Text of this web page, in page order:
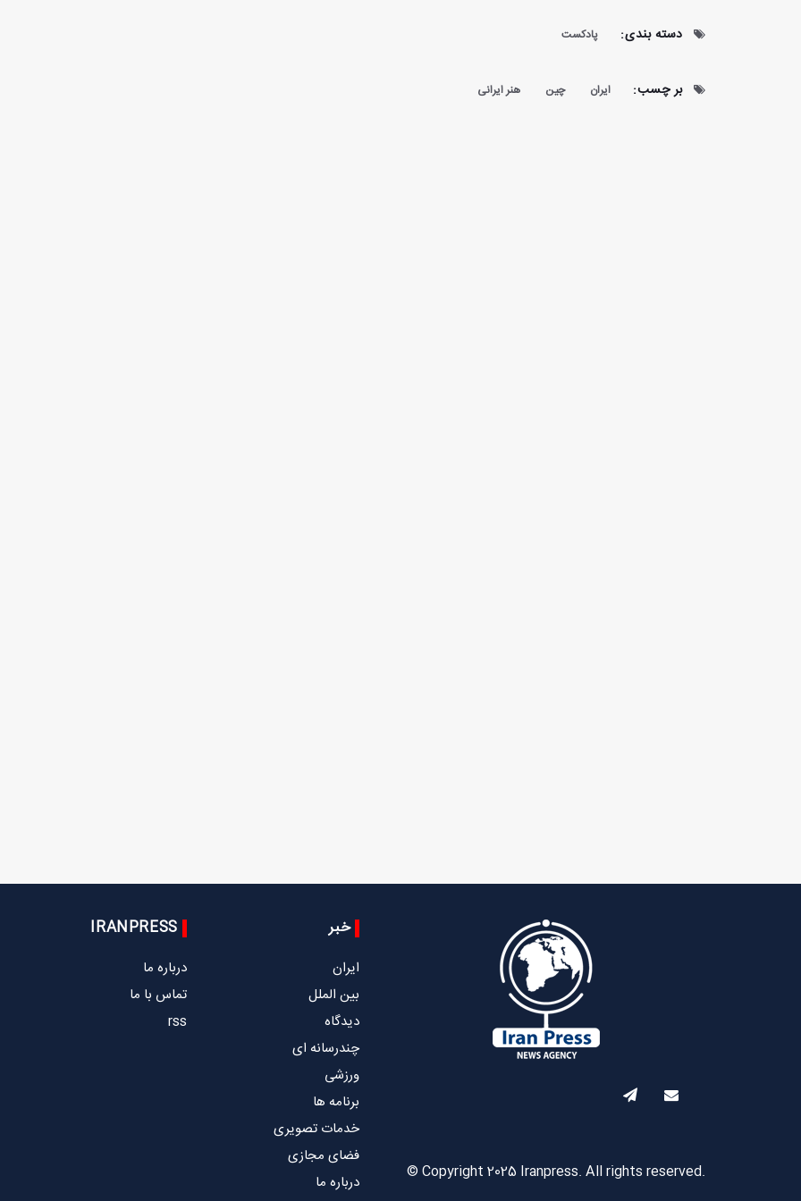
دسته بندی: پادکست
بر چسب: ایران چین هنر ایرانی
© Copyright 2025 Iranpress. All rights reserved.
خبر
ایران
بین الملل
دیدگاه
چندرسانه ای
ورزشی
برنامه ها
خدمات تصویری
فضای مجازی
درباره ما
IRANPRESS
درباره ما
تماس با ما
rss